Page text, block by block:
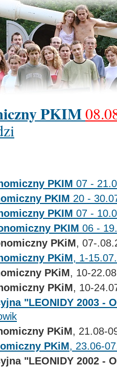
PKIM
PKIM 07 -
PKIM 20 -
PKIM 07 -
PKIM 06 -
PKiM, 07-
PKiM, 1-
PKiM, 10-
PKiM, 10-
"LEONIDY 2003 -
PKiM, 21.08-
PKiM, 23.06-
"LEONIDY 2002 -